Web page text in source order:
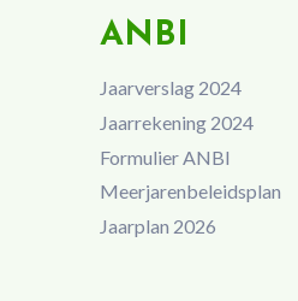
ANBI
Jaarverslag 2024
Jaarrekening 2024
Formulier ANBI
Meerjarenbeleidsplan
Jaarplan 2026